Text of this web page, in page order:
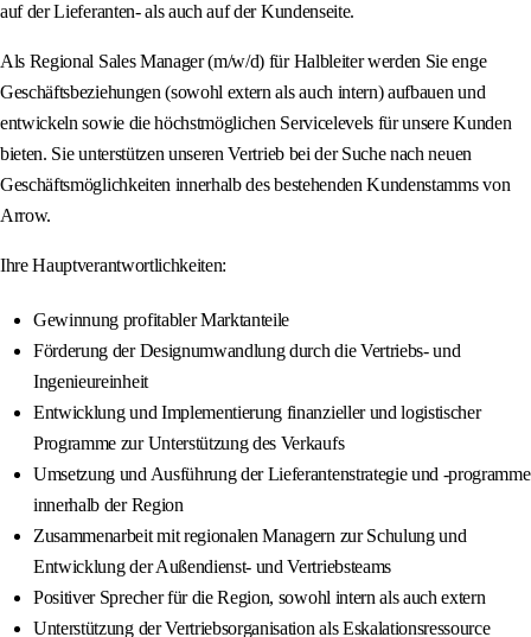
auf der Lieferanten- als auch auf der Kundenseite.
Als Regional Sales Manager (m/w/d) für Halbleiter werden Sie enge
Geschäftsbeziehungen (sowohl extern als auch intern) aufbauen und
entwickeln sowie die höchstmöglichen Servicelevels für unsere Kunden
bieten. Sie unterstützen unseren Vertrieb bei der Suche nach neuen
Geschäftsmöglichkeiten innerhalb des bestehenden Kundenstamms von
Arrow.
Ihre Hauptverantwortlichkeiten:
Gewinnung profitabler Marktanteile
Förderung der Designumwandlung durch die Vertriebs- und
Ingenieureinheit
Entwicklung und Implementierung finanzieller und logistischer
Programme zur Unterstützung des Verkaufs
Umsetzung und Ausführung der Lieferantenstrategie und -programme
innerhalb der Region
Zusammenarbeit mit regionalen Managern zur Schulung und
Entwicklung der Außendienst- und Vertriebsteams
Positiver Sprecher für die Region, sowohl intern als auch extern
Unterstützung der Vertriebsorganisation als Eskalationsressource